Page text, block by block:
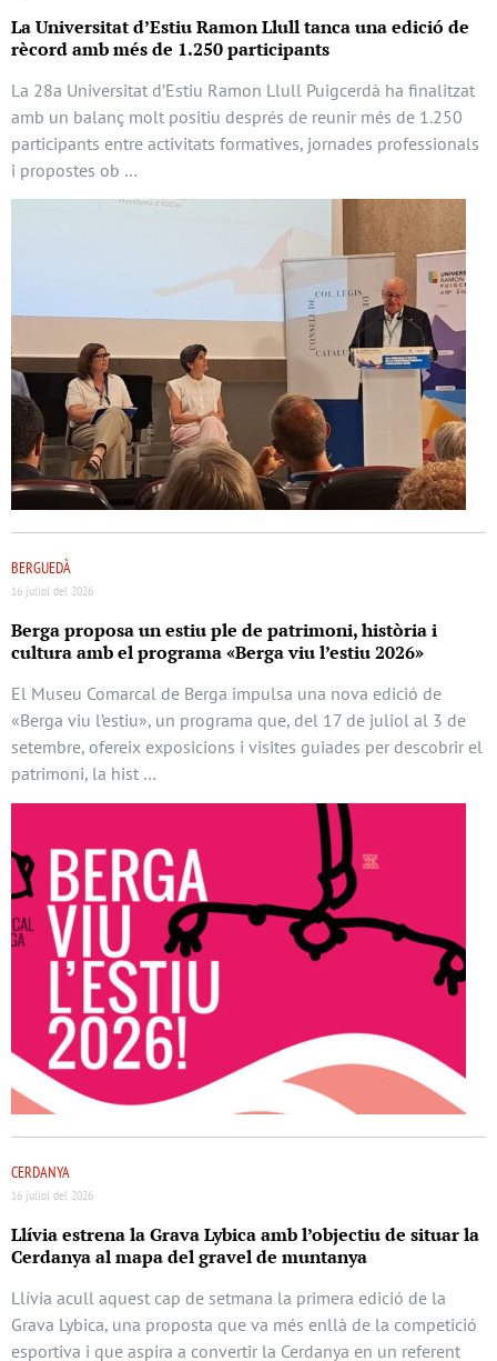
La Universitat d’Estiu Ramon Llull tanca una edició de
rècord amb més de 1.250 participants
La 28a Universitat d’Estiu Ramon Llull Puigcerdà ha finalitzat
amb un balanç molt positiu després de reunir més de 1.250
participants entre activitats formatives, jornades professionals
i propostes ob …
BERGUEDÀ
16 juliol del 2026
Berga proposa un estiu ple de patrimoni, història i
cultura amb el programa «Berga viu l’estiu 2026»
El Museu Comarcal de Berga impulsa una nova edició de
«Berga viu l’estiu», un programa que, del 17 de juliol al 3 de
setembre, ofereix exposicions i visites guiades per descobrir el
patrimoni, la hist …
CERDANYA
16 juliol del 2026
Llívia estrena la Grava Lybica amb l’objectiu de situar la
Cerdanya al mapa del gravel de muntanya
Llívia acull aquest cap de setmana la primera edició de la
Grava Lybica, una proposta que va més enllà de la competició
esportiva i que aspira a convertir la Cerdanya en un referent